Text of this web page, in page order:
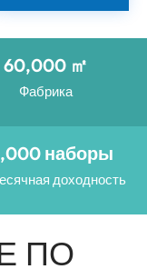
Фабрика
60,000 ㎡
доходность
наборы
ПО